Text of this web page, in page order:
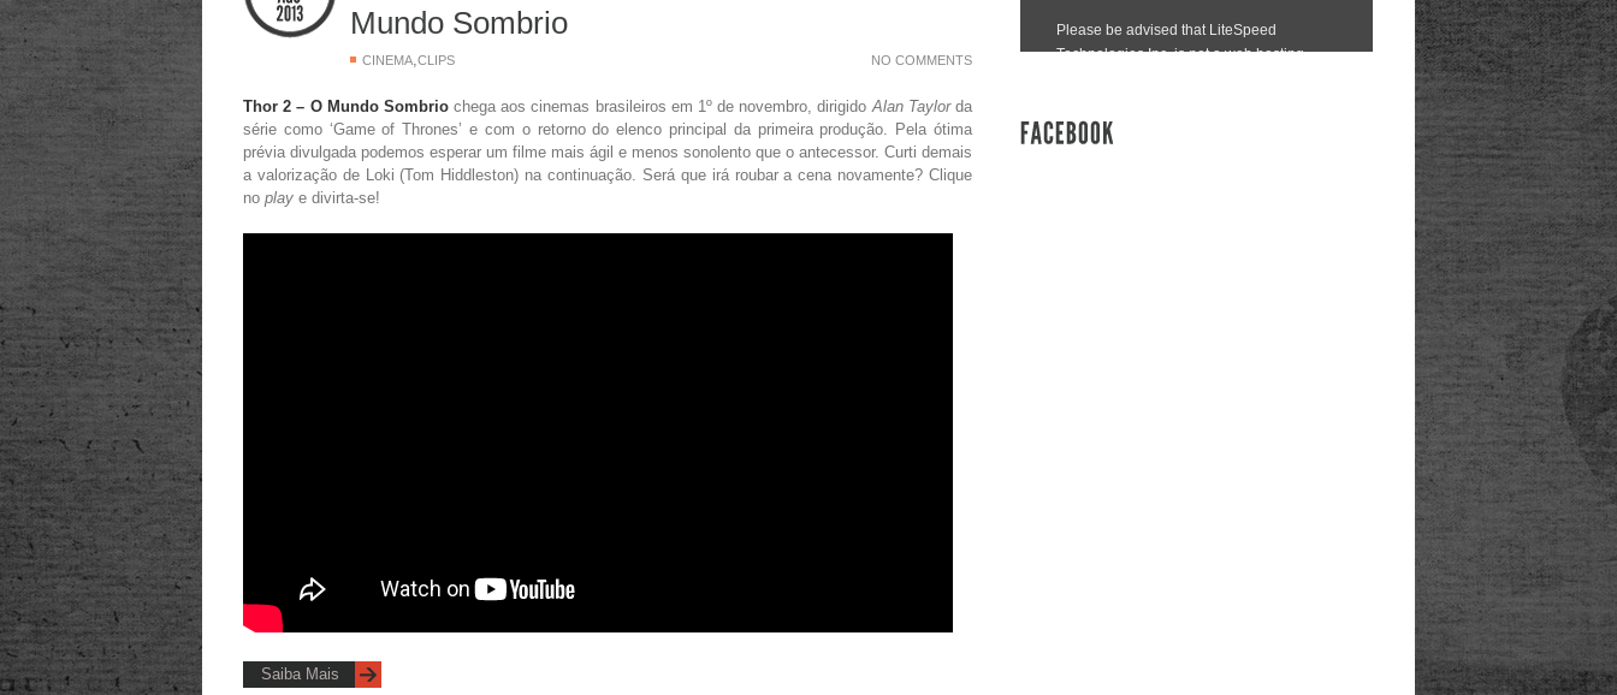
Mundo Sombrio
CINEMA,CLIPS NO COMMENTS
Thor 2 – O Mundo Sombriochega aos cinemas brasileiros em 1º de novembro, dirigidoAlan Taylorda
série como ‘Game of Thrones’ e com o retorno do elenco principal da primeira produção. Pela ótima
prévia divulgada podemos esperar um filme mais ágil e menos sonolento que o antecessor. Curti demais
a valorização de Loki (Tom Hiddleston) na continuação. Será que irá roubar a cena novamente? Clique
no play e divirta-se!
Saiba Mais